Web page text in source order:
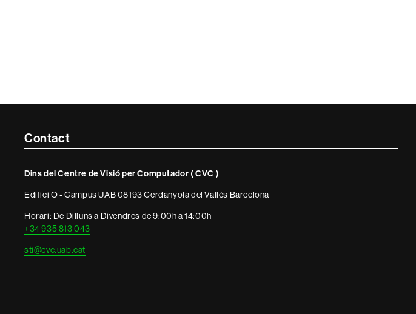
Contacte
informació
legal
Contact
Dins del Centre de Visió per Computador ( CVC )
Edifici O - Campus UAB 08193 Cerdanyola del Vallés Barcelona
Horari: De Dilluns a Divendres de 9:00h a 14:00h
+34 935 813 043
sti@cvc.uab.cat